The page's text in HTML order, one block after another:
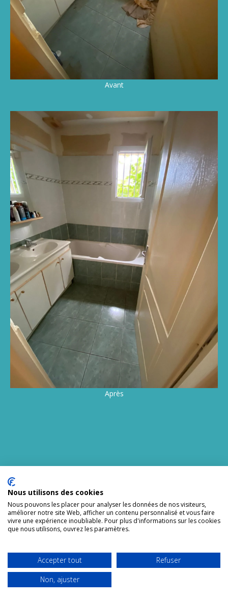
Avant
Après
Coup De Propre spécialiste en nettoyage syndrome de
diogène sur Paris et expert en insalubrité intervient sur la
désinfection, la décontamination, la dératisation et la remise
en état après syndrome de diogène.
Le nom « syndrome de Diogène », adopté en 1975, fait
philosophe grec du IVe siècle av. J.-C. Le syndrome de Diogène
est un trouble du comportement qui se manifeste par des
conditions de vie négligées.
Nous utilisons des cookies
Nous pouvons les placer pour analyser les données de nos visiteurs,
améliorer notre site Web, afficher un contenu personnalisé et vous faire
vivre une expérience inoubliable. Pour plus d'informations sur les cookies
que nous utilisons, ouvrez les paramètres.
Accepter tout
Refuser
Non, ajuster